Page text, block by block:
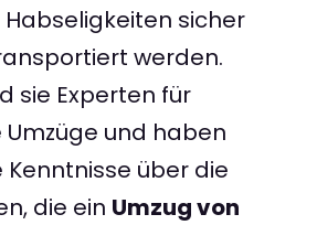
sicher
werden.
sie Experten für
und haben
über die
die ein Umzug von